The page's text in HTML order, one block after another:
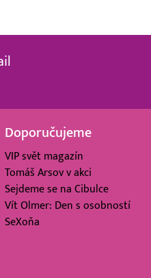
Doporučujeme
VIP svět magazín
Tomáš Arsov v akci
Sejdeme se na Cibulce
Vít Olmer: Den s osobností
SeXoňa